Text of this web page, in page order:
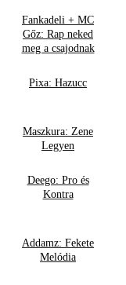
Fankadeli + MC
Gőz: Rap neked
meg a csajodnak
Pixa: Hazucc
Maszkura: Zene
Legyen
Deego: Pro és
Kontra
Addamz: Fekete
Melódia